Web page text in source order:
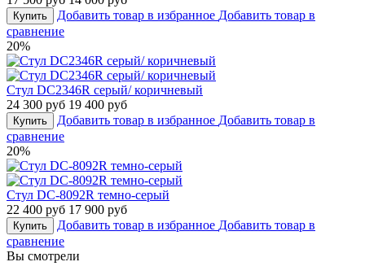
Купить Добавить товар в избранное Добавить товар в
сравнение
20%
Стул DC2346R серый/ коричневый
24 300 руб 19 400 руб
Купить Добавить товар в избранное Добавить товар в
сравнение
20%
Стул DC-8092R темно-серый
22 400 руб 17 900 руб
Купить Добавить товар в избранное Добавить товар в
сравнение
Вы смотрели